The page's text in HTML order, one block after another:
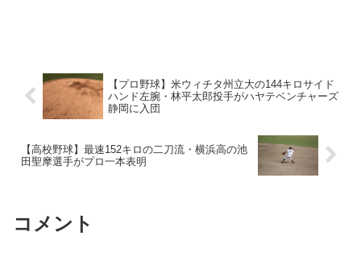
【プロ野球】米ウィチタ州立大の144キロサイド
ハンド左腕・林平太郎投手がハヤテベンチャーズ
静岡に入団
【高校野球】最速152キロの二刀流・横浜高の池
田聖摩選手がプロ一本表明
コメント